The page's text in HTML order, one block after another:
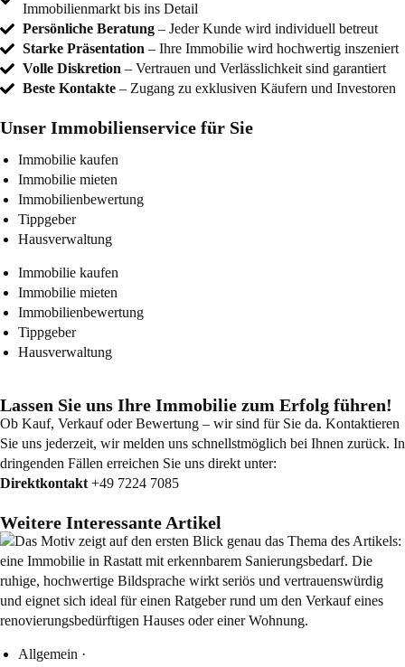
Immobilienmarkt bis ins Detail
Persönliche Beratung – Jeder Kunde wird individuell betreut
Starke Präsentation – Ihre Immobilie wird hochwertig inszeniert
Volle Diskretion – Vertrauen und Verlässlichkeit sind garantiert
Beste Kontakte – Zugang zu exklusiven Käufern und Investoren
Unser Immobilienservice für Sie
Immobilie kaufen
Immobilie mieten
Immobilienbewertung
Tippgeber
Hausverwaltung
Immobilie kaufen
Immobilie mieten
Immobilienbewertung
Tippgeber
Hausverwaltung
Lassen Sie uns Ihre Immobilie zum Erfolg führen!
Ob Kauf, Verkauf oder Bewertung – wir sind für Sie da. Kontaktieren
Sie uns jederzeit, wir melden uns schnellstmöglich bei Ihnen zurück. In
dringenden Fällen erreichen Sie uns direkt unter:
Direktkontakt +49 7224 7085
Weitere Interessante Artikel
Allgemein ·